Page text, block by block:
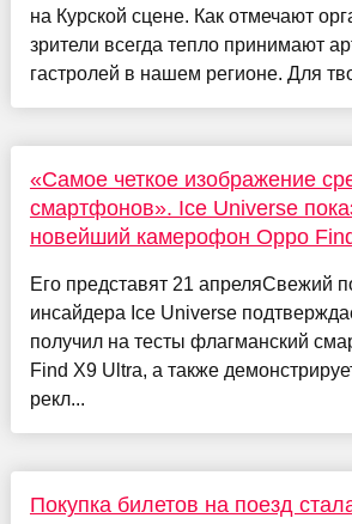
на Курской сцене. Как отмечают
зрители всегда тепло принимают
гастролей в нашем регионе. Для
«Самое четкое изображение
смартфонов». Ice Universe
новейший камерофон Oppo
Его представят 21 апреляСвежий
инсайдера Ice Universe
получил на тесты флагманский
Find X9 Ultra, а также
рекл...
Покупка билетов на поезд